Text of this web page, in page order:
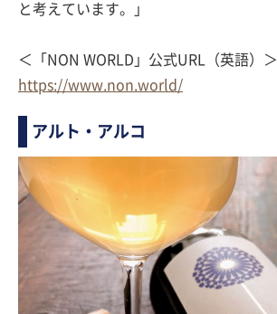
と考えています。」
＜「NON WORLD」公式URL（英語）＞
https://www.non.world/
アルト・アルコ